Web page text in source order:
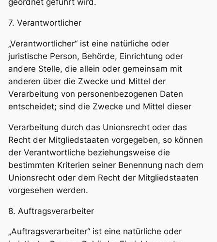
geordnet geführt wird.
7. Verantwortlicher
„Verantwortlicher“ ist eine natürliche oder
juristische Person, Behörde, Einrichtung oder
andere Stelle, die allein oder gemeinsam mit
anderen über die Zwecke und Mittel der
Verarbeitung von personenbezogenen Daten
entscheidet; sind die Zwecke und Mittel dieser
Verarbeitung durch das Unionsrecht oder das
Recht der Mitgliedstaaten vorgegeben, so können
der Verantwortliche beziehungsweise die
bestimmten Kriterien seiner Benennung nach dem
Unionsrecht oder dem Recht der Mitgliedstaaten
vorgesehen werden.
8. Auftragsverarbeiter
„Auftragsverarbeiter“ ist eine natürliche oder